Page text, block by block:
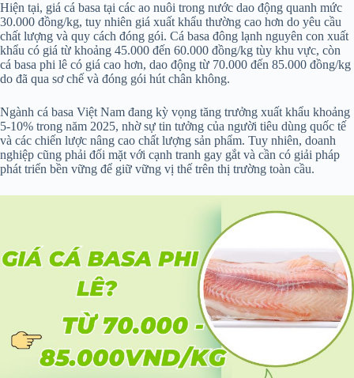
Hiện tại, giá cá basa tại các ao nuôi trong nước dao động quanh mức
30.000 đồng/kg, tuy nhiên giá xuất khẩu thường cao hơn do yêu cầu
chất lượng và quy cách đóng gói. Cá basa đông lạnh nguyên con xuất
khẩu có giá từ khoảng 45.000 đến 60.000 đồng/kg tùy khu vực, còn
cá basa phi lê có giá cao hơn, dao động từ 70.000 đến 85.000 đồng/kg
do đã qua sơ chế và đóng gói hút chân không.
Ngành cá basa Việt Nam đang kỳ vọng tăng trưởng xuất khẩu khoảng
5-10% trong năm 2025, nhờ sự tin tưởng của người tiêu dùng quốc tế
và các chiến lược nâng cao chất lượng sản phẩm. Tuy nhiên, doanh
nghiệp cũng phải đối mặt với cạnh tranh gay gắt và cần có giải pháp
phát triển bền vững để giữ vững vị thế trên thị trường toàn cầu.